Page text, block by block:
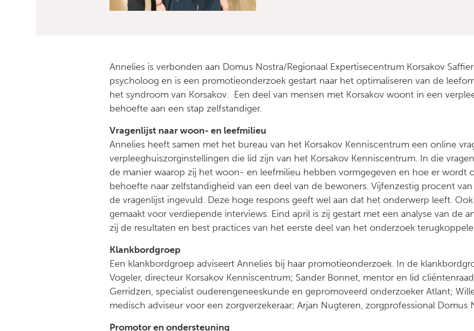
Annelies is verbonden aan Domus Nostra/Regionaal Expertisecentrum Korsakov
psycholoog en is een promotieonderzoek gestart naar het optimaliseren van de
het syndroom van Korsakov. Een deel van mensen met Korsakov woont in een
behoefte aan een stap zelfstandiger.
Vragenlijst naar woon- en leefmilieu
Annelies heeft samen met het bureau van het Korsakov Kenniscentrum een online
verpleeghuiszorginstellingen die lid zijn van het Korsakov Kenniscentrum. In die
de manier waarop zij het woon- en leefmilieu hebben vormgegeven en hoe er wordt
behoefte naar zelfstandigheid van een deel van de bewoners. Vijfenzestig procent
de vragenlijst ingevuld. Deze hoge respons geeft wel aan dat het onderwerp leeft.
gemaakt voor verdiepende interviews. Eind april is zij gestart met een analyse van de
zij de resultaten en best practices van het eerste deel van het onderzoek
Klankbordgroep
Een klankbordgroep adviseert Annelies bij haar promotieonderzoek. In de
Vogeler, directeur Korsakov Kenniscentrum; Sander Bonnet, mentor en lid
Gerridzen, specialist ouderengeneeskunde en gepromoveerd onderzoeker Atlant;
medisch adviseur voor een zorgverzekeraar; Arjan Nugteren, zorgprofessional Domus
Promotor en ondersteuning